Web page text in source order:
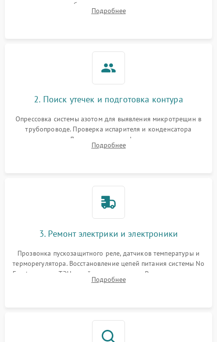
1000 ₽
1800 ₽
сопротивления обмоток мотора, проверка термостата и
считывание кодов ошибок с электронного дисплея.
Подробнее
2. Поиск утечек и подготовка контура
Опрессовка системы азотом для выявления микротрещин в
трубопроводе. Проверка испарителя и конденсатора
течеискателем. Демонтаж старого фильтра-осушителя и
продувка капиллярной трубки для устранения засоров.
Подробнее
3. Ремонт электрики и электроники
Прозвонка пускозащитного реле, датчиков температуры и
терморегулятора. Восстановление цепей питания системы No
Frost, включая ТЭН оттайки и вентилятор. Ремонт или замена
платы управления при сбоях алгоритмов.
Подробнее